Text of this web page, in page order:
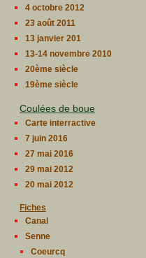
4 octobre 2012
23 août 2011
13 janvier 201
13-14 novembre 2010
20ème siècle
19ème siècle
Coulées de boue
Carte interractive
7 juin 2016
27 mai 2016
29 mai 2012
20 mai 2012
Fiches
Canal
Senne
Coeurcq